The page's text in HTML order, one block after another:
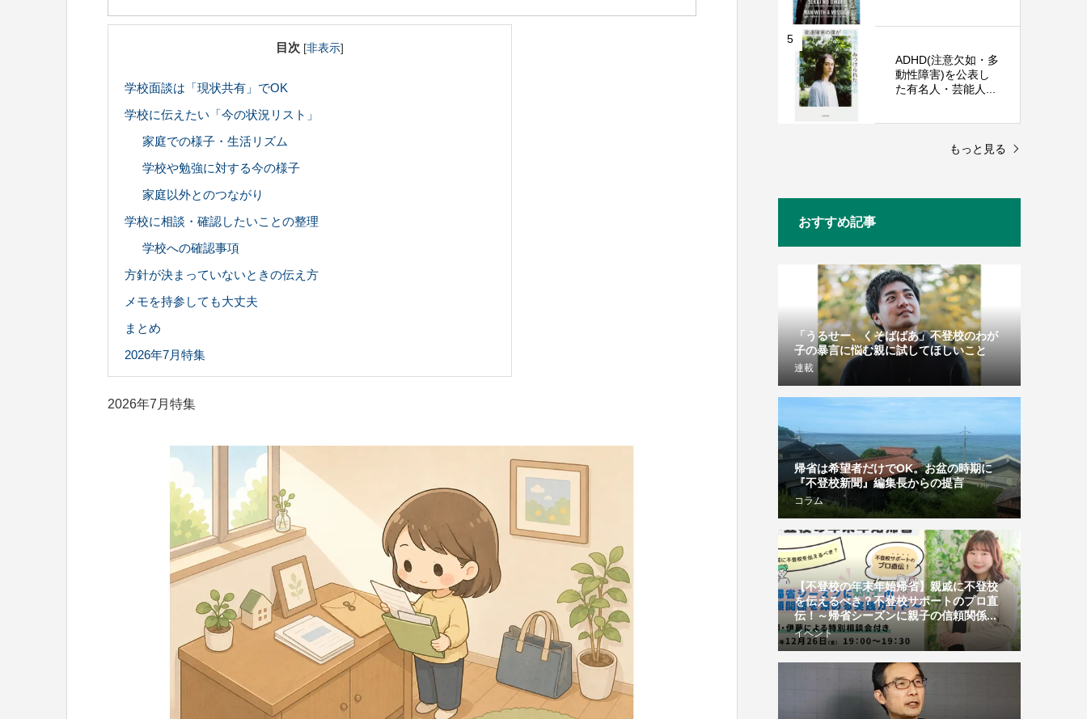
目次 [非表示]
学校面談は「現状共有」でOK
学校に伝えたい「今の状況リスト」
家庭での様子・生活リズム
学校や勉強に対する今の様子
家庭以外とのつながり
学校に相談・確認したいことの整理
学校への確認事項
方針が決まっていないときの伝え方
メモを持参しても大丈夫
まとめ
2026年7月特集
2026年7月特集
5
ADHD(注意欠如・多
動性障害)を公表し
た有名人・芸能人...
もっと見る
おすすめ記事
「うるせー、くそばばあ」不登校のわが
子の暴言に悩む親に試してほしいこと
連載
帰省は希望者だけでOK。お盆の時期に
『不登校新聞』編集長からの提言
コラム
【不登校の年末年始帰省】親戚に不登校
を伝えるべき？不登校サポートのプロ直
伝！～帰省シーズンに親子の信頼関係...
イベント